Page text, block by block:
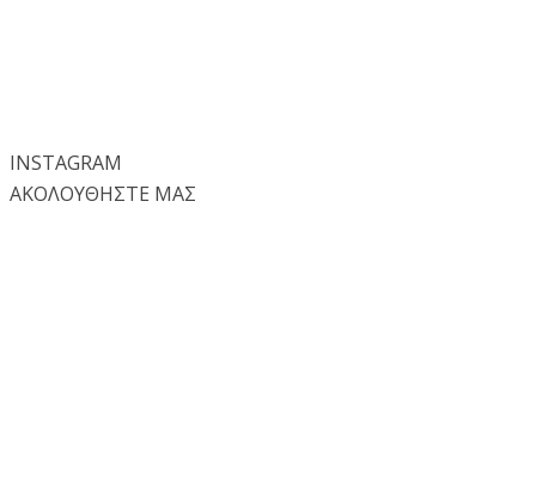
INSTAGRAM
ΑΚΟΛΟΥΘΗΣΤΕ ΜΑΣ